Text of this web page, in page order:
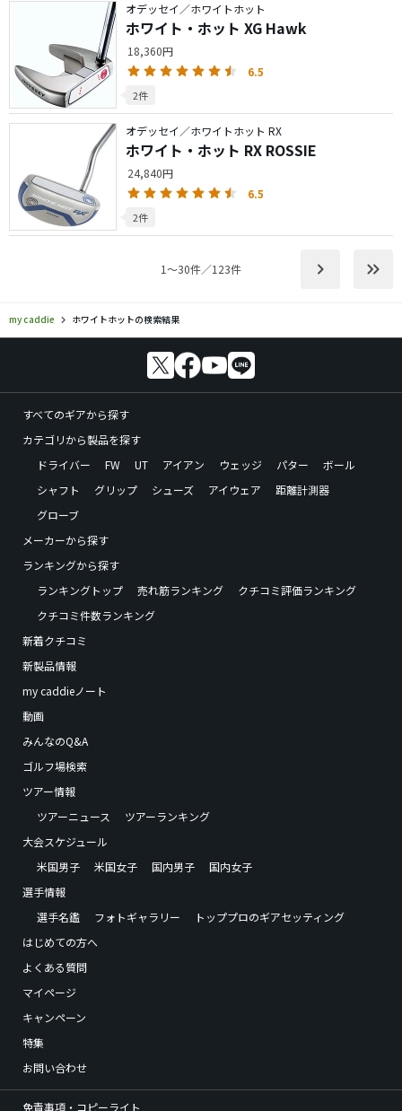
オデッセイ／ホワイトホット
ホワイト・ホット XG Hawk
18,360円
6.5
2件
オデッセイ／ホワイトホット RX
ホワイト・ホット RX ROSSIE
24,840円
6.5
2件
1〜30件／123件 keyboard_arrow_right keyboard_double_arrow_right
my caddie ホワイトホットの検索結果
すべてのギアから探す
カテゴリから製品を探す
ドライバー
FW UT アイアン ウェッジ パター
ボール
シャフト
グリップ シューズ アイウェア
距離計測器
グローブ
メーカーから探す
ランキングから探す
ランキングトップ
売れ筋ランキング
クチコミ評価ランキング
クチコミ件数ランキング
新着クチコミ
新製品情報
my caddieノート
動画
みんなのQ&A
ゴルフ場検索
ツアー情報
ツアーニュース
ツアーランキング
大会スケジュール
米国男子
米国女子 国内男子
国内女子
選手情報
選手名鑑
フォトギャラリー
トッププロのギアセッティング
はじめての方へ
よくある質問
マイページ
キャンペーン
特集
お問い合わせ
免責事項・コピーライト